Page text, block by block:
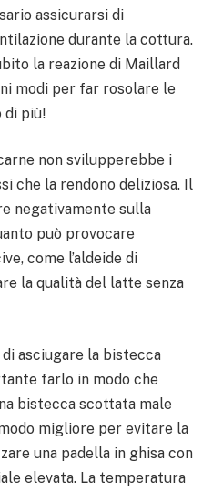
assicurarsi di
durante la cottura.
la reazione di Maillard
modi per far rosolare le
di più!
non svilupperebbe i
che la rendono deliziosa. Il
negativamente sulla
può provocare
come l’aldeide di
la qualità del latte senza
asciugare la bistecca
farlo in modo che
bistecca scottata male
migliore per evitare la
una padella in ghisa con
elevata. La temperatura